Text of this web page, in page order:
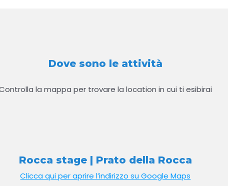
Dove sono le attività
la mappa per trovare la location in cui ti esibirai
Rocca stage | Prato della Rocca
Clicca qui per aprire l’indirizzo su Google Maps